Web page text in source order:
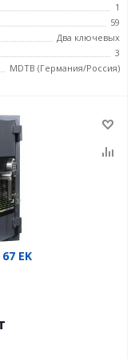
1
59
Два ключевых
3
MDTB (Германия/Россия)
EK